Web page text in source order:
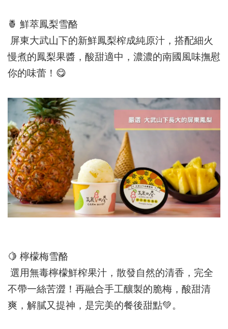
🍍 鮮萃鳳梨雪酪
屏東大武山下的新鮮鳳梨榨成純原汁，搭配細火
慢煮的鳳梨果醬，酸甜適中，濃濃的南國風味撫慰
你的味蕾！ 😋
🍋 檸檬梅雪酪
選用無毒檸檬鮮榨果汁，散發自然的清香，完全
不帶一絲苦澀！再融合手工釀製的脆梅，酸甜清
爽，解膩又提神，是完美的餐後甜點💚。